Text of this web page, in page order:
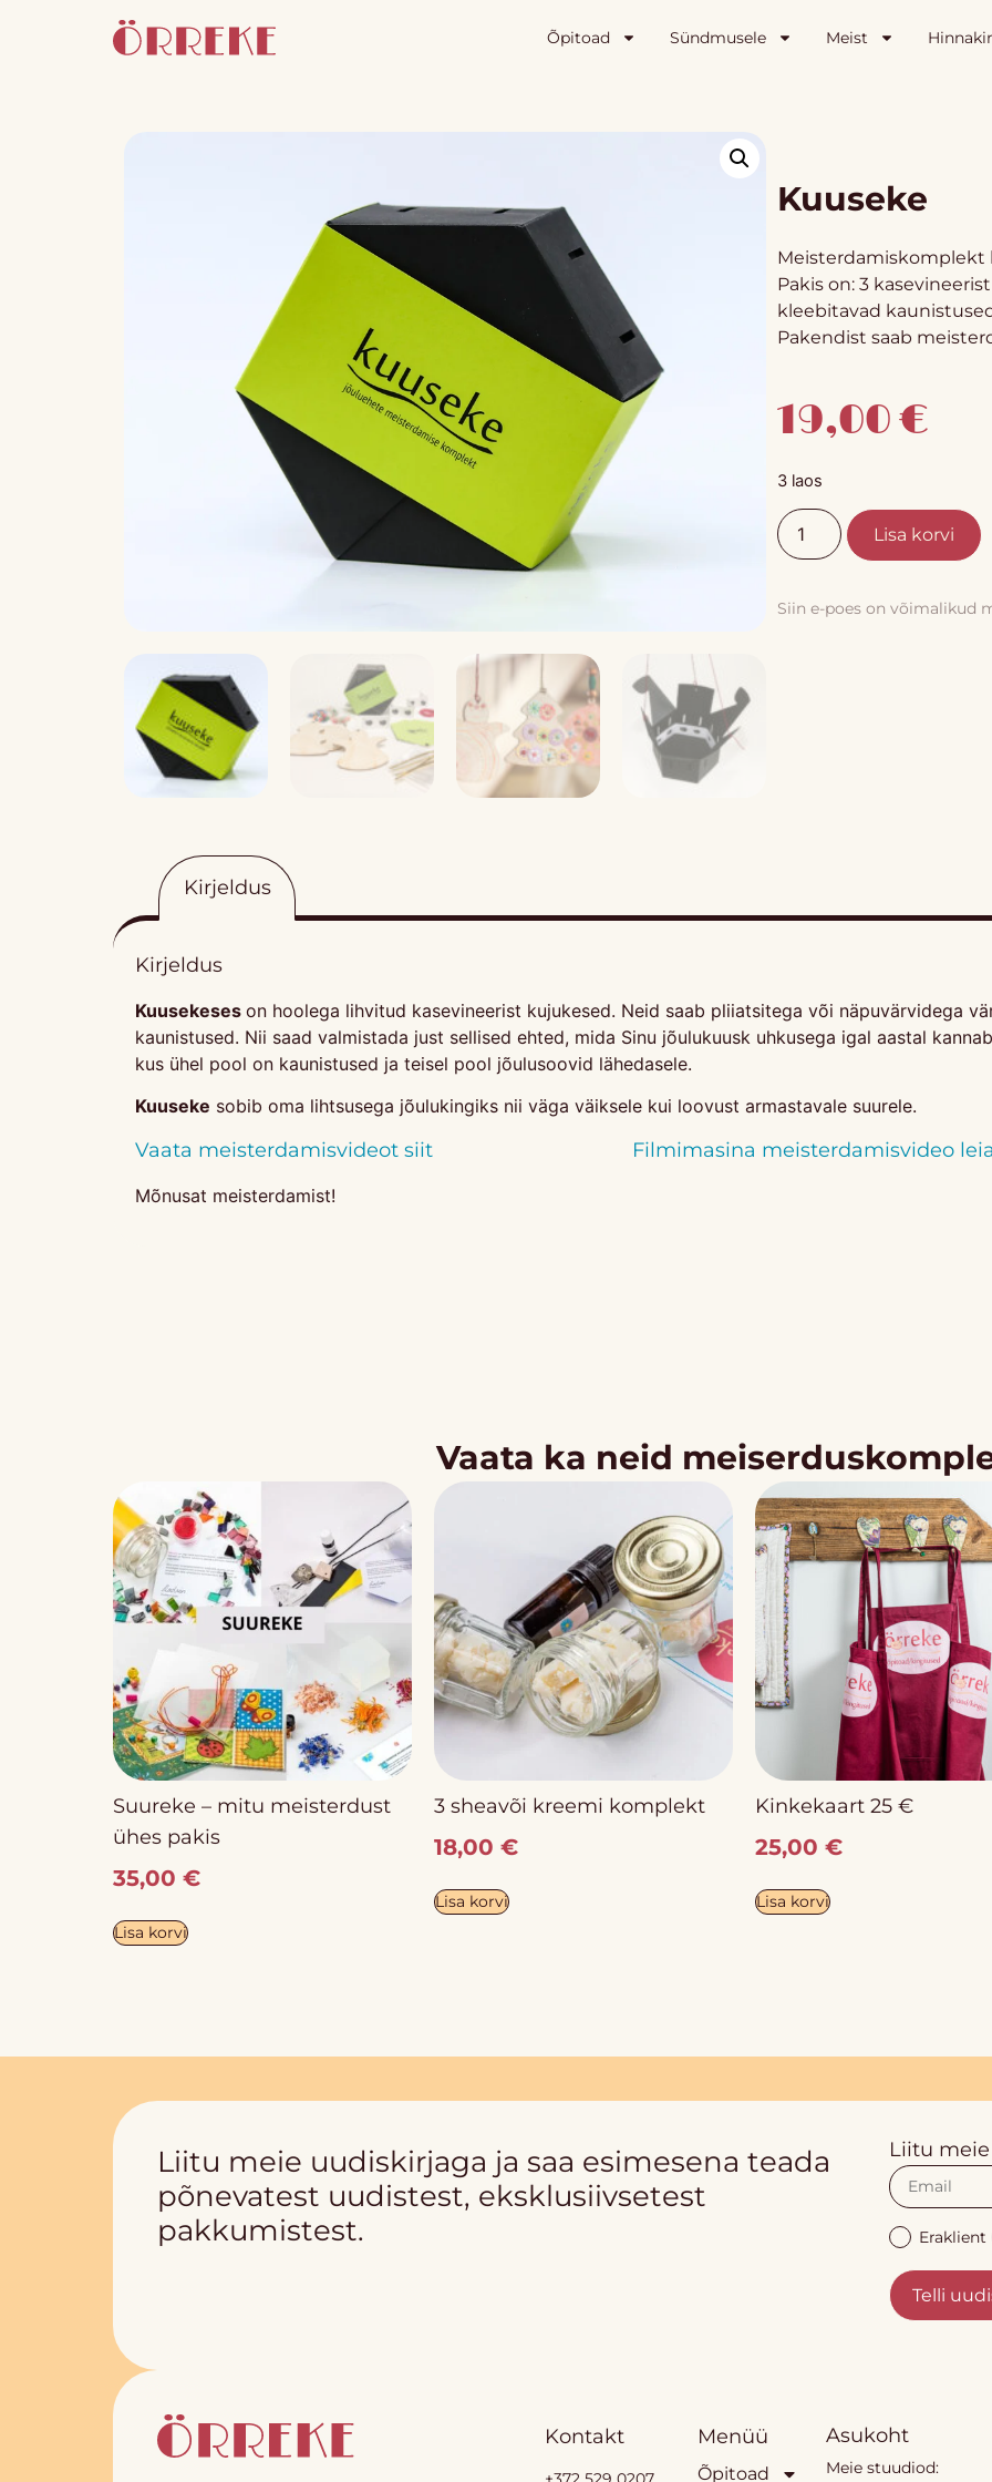
Õpitoad Sündmusele Meist
Kuuseke
Meisterdamiskomplekt
Pakis on: 3
kleebitavad
Pakendist saab
19,00€
3 laos
Lisa korvi
Siin e-poes on võimalikud
Kirjeldus
Kirjeldus
Kuusekeses on hoolega lihvitud kasevineerist kujukesed. Neid saab pliiatsitega või näpuvärvidega
kaunistused. Nii saad valmistada just sellised ehted, mida Sinu jõulukuusk uhkusega igal aastal
kus ühel pool on kaunistused ja teisel pool jõulusoovid lähedasele.
Kuuseke sobib oma lihtsusega jõulukingiks nii väga väiksele kui loovust armastavale suurele.
Vaata meisterdamisvideot siit Filmimasina meisterdamisvideo
Mõnusat meisterdamist!
Vaata ka neid
Suureke – mitu meisterdust
ühes pakis
35,00 €
Lisa korvi
3 sheavõi kreemi komplekt
18,00 €
Lisa korvi
Kinkekaart 25 €
25,00 €
Lisa korvi
Liitu meie uudiskirjaga ja saa esimesena teada
põnevatest uudistest, eksklusiivsetest
pakkumistest.
Liitu
Eraklient
Telli
Kontakt Menüü
Õpitoad
Asukoht
Meie stuudiod: